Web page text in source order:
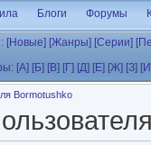
Блоги Форумы
[Новые] [Жанры] [Серии]
[А] [Б] [В] [Г] [Д] [Е] [Ж] [З]
Bormotushko